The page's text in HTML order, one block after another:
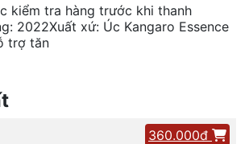
kiểm tra hàng trước khi thanh
2022Xuất xứ: Úc Kangaro Essence
trợ tăn
360.000đ